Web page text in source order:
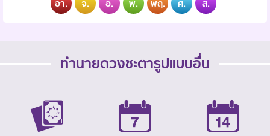
อา. จ. อ. พ. พฤ. ศ. ส.
ทำนายดวงชะตารูปแบบอื่น